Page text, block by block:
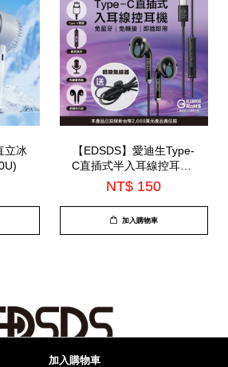
加入購物車
立冰
【EDSDS】愛迪生Type-
C直插式半入耳線控耳機-
內建麥克風(EDS-C527)
NT$ 150
加入購物車
迪生 愛. Powered byEasyStore